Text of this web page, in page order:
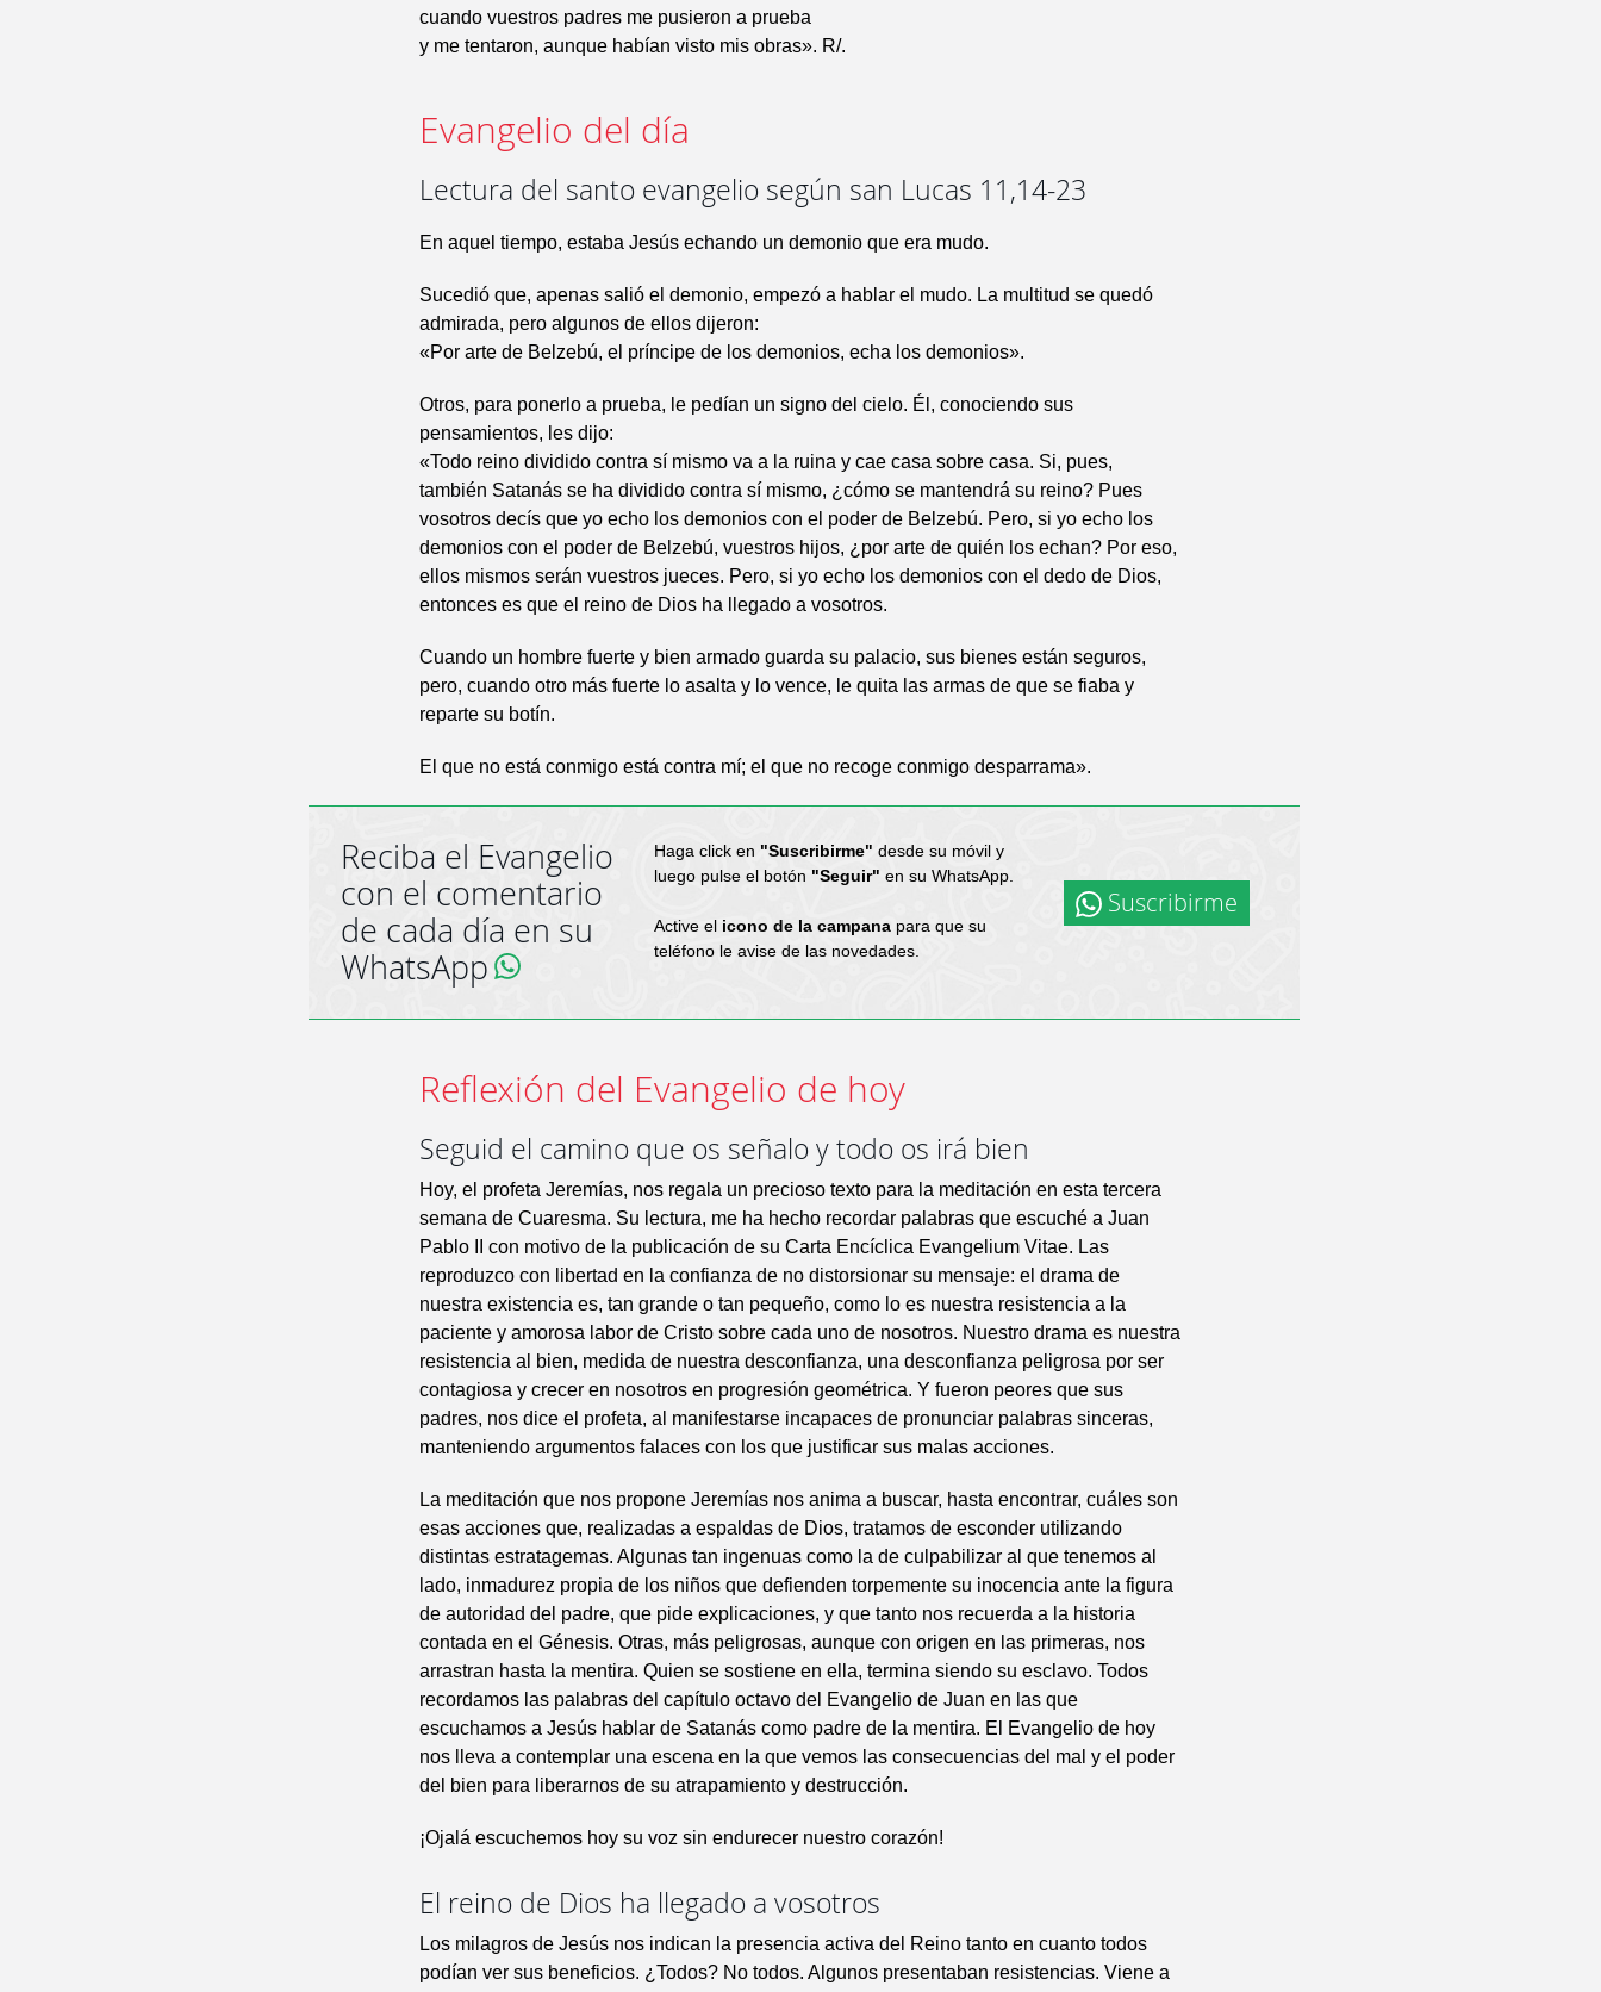
cuando vuestros padres me pusieron a prueba
y me tentaron, aunque habían visto mis obras». R/.
Evangelio del día
Lectura del santo evangelio según san Lucas 11,14-23
En aquel tiempo, estaba Jesús echando un demonio que era mudo.
Sucedió que, apenas salió el demonio, empezó a hablar el mudo. La multitud se quedó
admirada, pero algunos de ellos dijeron:
«Por arte de Belzebú, el príncipe de los demonios, echa los demonios».
Otros, para ponerlo a prueba, le pedían un signo del cielo. Él, conociendo sus
pensamientos, les dijo:
«Todo reino dividido contra sí mismo va a la ruina y cae casa sobre casa. Si, pues,
también Satanás se ha dividido contra sí mismo, ¿cómo se mantendrá su reino? Pues
vosotros decís que yo echo los demonios con el poder de Belzebú. Pero, si yo echo los
demonios con el poder de Belzebú, vuestros hijos, ¿por arte de quién los echan? Por eso,
ellos mismos serán vuestros jueces. Pero, si yo echo los demonios con el dedo de Dios,
entonces es que el reino de Dios ha llegado a vosotros.
Cuando un hombre fuerte y bien armado guarda su palacio, sus bienes están seguros,
pero, cuando otro más fuerte lo asalta y lo vence, le quita las armas de que se fiaba y
reparte su botín.
El que no está conmigo está contra mí; el que no recoge conmigo desparrama».
Reciba el Evangelio
con el comentario
de cada día en su
WhatsApp
Haga click en "Suscribirme" desde su móvil y
luego pulse el botón "Seguir" en su WhatsApp.
Active el icono de la campanapara que su
teléfono le avise de las novedades.
Suscribirme
Reflexión del Evangelio de hoy
Seguid el camino que os señalo y todo os irá bien
Hoy, el profeta Jeremías, nos regala un precioso texto para la meditación en esta tercera
semana de Cuaresma. Su lectura, me ha hecho recordar palabras que escuché a Juan
Pablo II con motivo de la publicación de su Carta Encíclica Evangelium Vitae. Las
reproduzco con libertad en la confianza de no distorsionar su mensaje: el drama de
nuestra existencia es, tan grande o tan pequeño, como lo es nuestra resistencia a la
paciente y amorosa labor de Cristo sobre cada uno de nosotros. Nuestro drama es nuestra
resistencia al bien, medida de nuestra desconfianza, una desconfianza peligrosa por ser
contagiosa y crecer en nosotros en progresión geométrica. Y fueron peores que sus
padres, nos dice el profeta, al manifestarse incapaces de pronunciar palabras sinceras,
manteniendo argumentos falaces con los que justificar sus malas acciones.
La meditación que nos propone Jeremías nos anima a buscar, hasta encontrar, cuáles son
esas acciones que, realizadas a espaldas de Dios, tratamos de esconder utilizando
distintas estratagemas. Algunas tan ingenuas como la de culpabilizar al que tenemos al
lado, inmadurez propia de los niños que defienden torpemente su inocencia ante la figura
de autoridad del padre, que pide explicaciones, y que tanto nos recuerda a la historia
contada en el Génesis. Otras, más peligrosas, aunque con origen en las primeras, nos
arrastran hasta la mentira. Quien se sostiene en ella, termina siendo su esclavo. Todos
recordamos las palabras del capítulo octavo del Evangelio de Juan en las que
escuchamos a Jesús hablar de Satanás como padre de la mentira. El Evangelio de hoy
nos lleva a contemplar una escena en la que vemos las consecuencias del mal y el poder
del bien para liberarnos de su atrapamiento y destrucción.
¡Ojalá escuchemos hoy su voz sin endurecer nuestro corazón!
El reino de Dios ha llegado a vosotros
Los milagros de Jesús nos indican la presencia activa del Reino tanto en cuanto todos
podían ver sus beneficios. ¿Todos? No todos. Algunos presentaban resistencias. Viene a